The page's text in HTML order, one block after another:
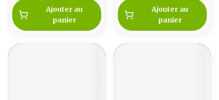
Ajouter au
panier
Ajouter au
panier